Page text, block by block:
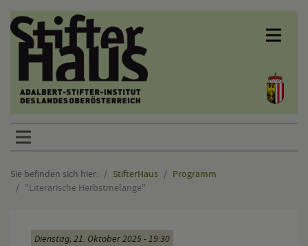
Sprunglinks
Sie befinden sich hier: StifterHaus
Programm
"Literarische Herbstmelange"
Dienstag, 21. Oktober 2025 - 19:30